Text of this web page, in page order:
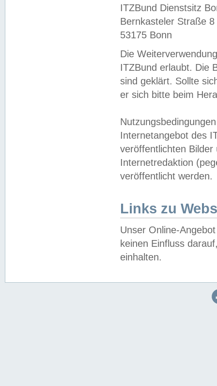
ITZBund Dienstsitz
Bernkasteler Straße 8
53175 Bonn
Die
ITZBund erlaubt. Die
sind geklärt. Sollte
er sich bitte beim
Internetangebot des
veröffentlichten
Internetredaktion
veröffentlicht werden.
Links zu
Unser Online-
keinen Einfluss
einhalten.